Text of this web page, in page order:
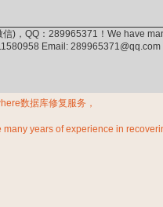
)，QQ：289965371！We have
Email: 289965371@qq.com
数据库修复服务，
years of experience in